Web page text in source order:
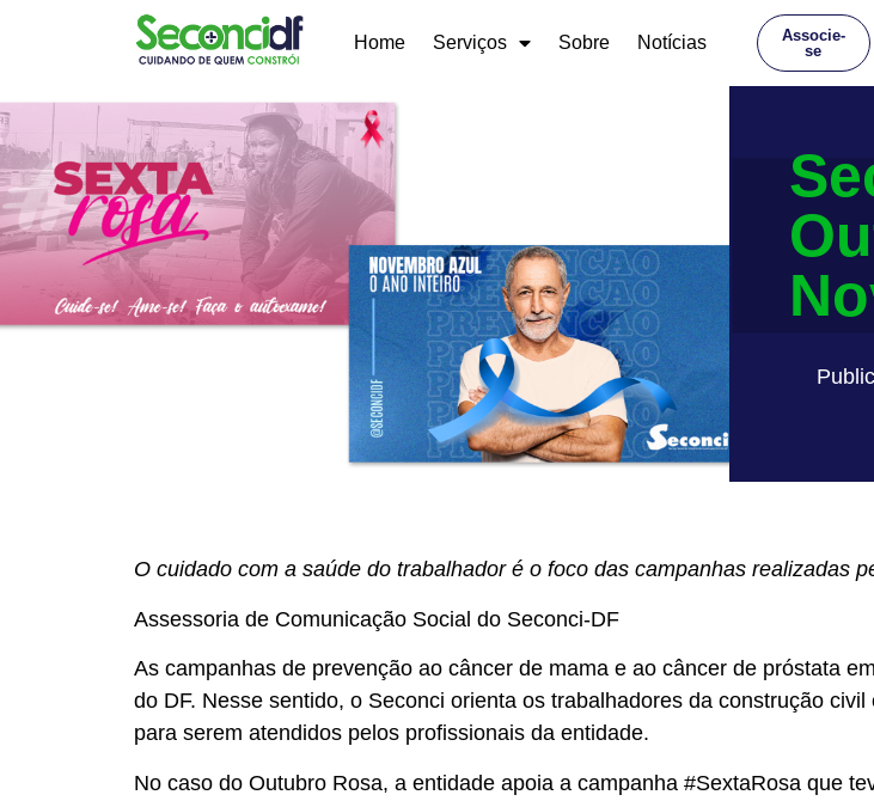
Home Serviços Sobre Notícias
Associe-
se
O cuidado com a saúde do trabalhador é o foco das campanhas realizadas
Assessoria de Comunicação Social do Seconci-DF
As campanhas de prevenção ao câncer de mama e ao câncer de próstata
do DF. Nesse sentido, o Seconci orienta os trabalhadores da construção
para serem atendidos pelos profissionais da entidade.
No caso do Outubro Rosa, a entidade apoia a campanha #SextaRosa que